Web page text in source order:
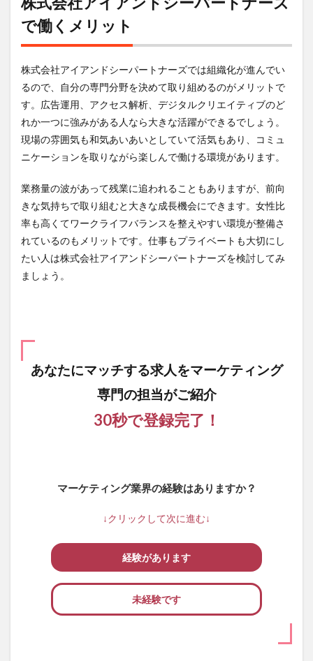
み解く株
式会社ア
イアンド
シーパー
の評判
7
株式
会社
アイ
アン
ドシ
ナー
ズの
福利
厚生
や制
度
アン
ーパ
ート
で働くメリット
株式会社アイアンドシーパートナーズでは組織化が進んでい
るので、自分の専門分野を決めて取り組めるのがメリットで
す。広告運用、アクセス解析、デジタルクリエイティブのど
れか一つに強みがある人なら大きな活躍ができるでしょう。
現場の雰囲気も和気あいあいとしていて活気もあり、コミュ
ニケーションを取りながら楽しんで働ける環境があります。
業務量の波があって残業に追われることもありますが、前向
きな気持ちで取り組むと大きな成長機会にできます。女性比
率も高くてワークライフバランスを整えやすい環境が整備さ
れているのもメリットです。仕事もプライベートも大切にし
たい人は株式会社アイアンドシーパートナーズを検討してみ
ましょう。
あなたにマッチする求人をマーケティング
専門の担当がご紹介
30秒で登録完了！
マーケティング業界の経験はありますか？
↓クリックして次に進む↓
経験があります
未経験です